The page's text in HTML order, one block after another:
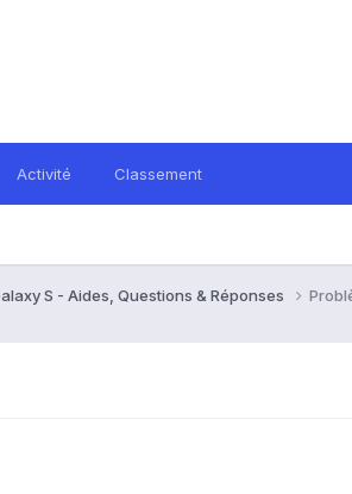
Activité Classement
S - Aides, Questions & Réponses